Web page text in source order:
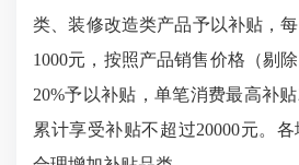
类、装修改造类产品予以补贴，
1000元，按照产品销售价格（剔
20%予以补贴，单笔消费最高补
累计享受补贴不超过20000元。